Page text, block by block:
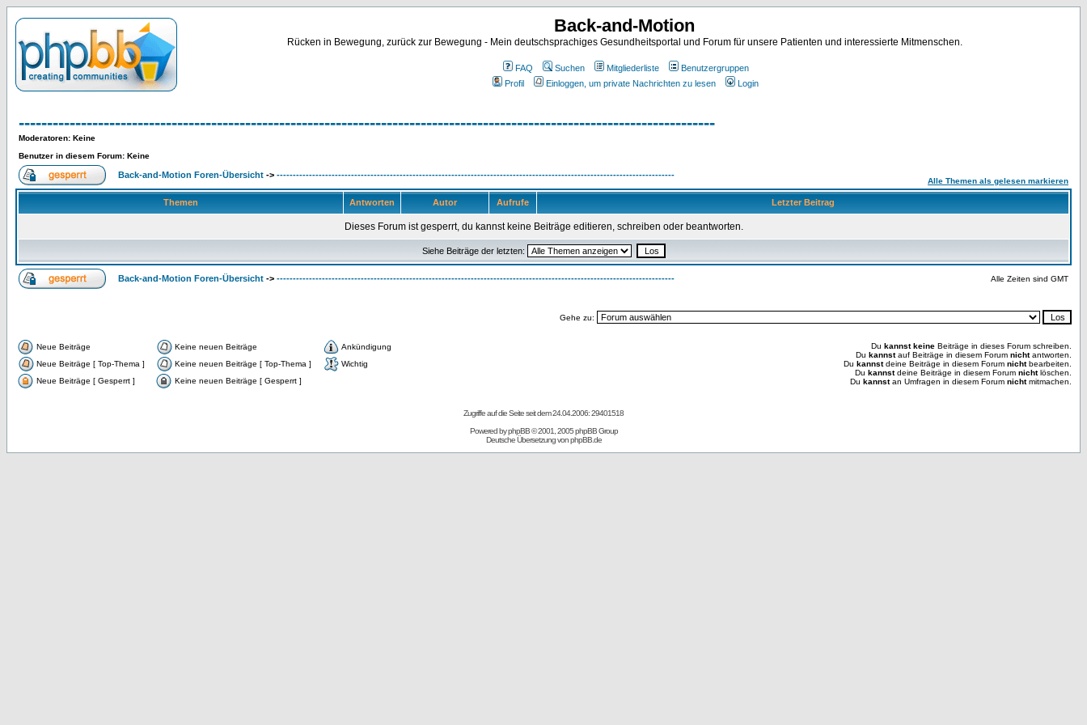
Back-and-Motion
Rücken in Bewegung, zurück zur Bewegung - Mein deutschsprachiges Gesundheitsportal und Forum für unsere Patienten und interessierte Mitmenschen.
FAQ Suchen Mitgliederliste
Benutzergruppen
Profil
Einloggen, um private Nachrichten zu lesen Login
---------------------------------------------------------------------------------------------------------------------------
Moderatoren: Keine
Benutzer in diesem Forum: Keine
Back-and-Motion Foren-Übersicht -> ---------------------------------------------------------------------------------------------------------------------------
Alle Themen als gelesen markieren
Themen Antworten Autor Aufrufe Letzter Beitrag
Dieses Forum ist gesperrt, du kannst keine Beiträge editieren, schreiben oder beantworten.
Siehe Beiträge der letzten:
Back-and-Motion Foren-Übersicht -> --------------------------------------------------------------------------------------------------------------------------- Alle Zeiten sind GMT
Gehe zu:
Neue Beiträge Keine neuen Beiträge
Ankündigung
Neue Beiträge [ Top-Thema ]
Keine neuen Beiträge [ Top-Thema ]
Wichtig
Neue Beiträge [ Gesperrt ]
Keine neuen Beiträge [ Gesperrt ]
Du kannst keine Beiträge in dieses Forum schreiben.
Du kannstauf Beiträge in diesem Forum nichtantworten.
Du kannstdeine Beiträge in diesem Forum nichtbearbeiten.
Du kannstdeine Beiträge in diesem Forum nichtlöschen.
Du kannstan Umfragen in diesem Forum nichtmitmachen.
Zugriffe auf die Seite seit dem 24.04.2006: 29401518
Powered byphpBB© 2001, 2005 phpBB Group
Deutsche Übersetzung vonphpBB.de